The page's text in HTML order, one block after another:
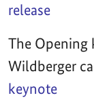
release
The Opening
Wildberger
keynote